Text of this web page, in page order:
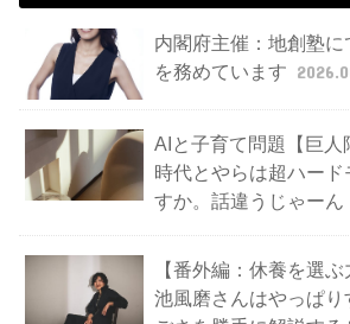
内閣府主催：地創塾
を務めています
AIと子育て問題【巨人
時代とやらは超ハー
すか。話違うじゃーん
【番外編：休養を選
池風磨さんはやっぱり